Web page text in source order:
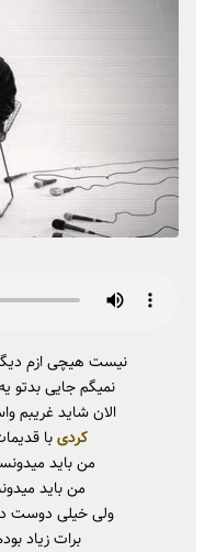
نیست هیچی ازم
نمیگم جایی بدتو
الان شاید
کردیبا
من باید
من باید
ولی خیلی دوست
برات زیاد